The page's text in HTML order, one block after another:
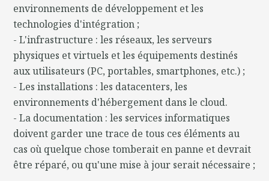
environnements de développement et les
technologies d'intégration ;
- L'infrastructure : les réseaux, les serveurs
physiques et virtuels et les équipements destinés
aux utilisateurs (PC, portables, smartphones, etc.) ;
- Les installations : les datacenters, les
environnements d'hébergement dans le cloud.
- La documentation : les services informatiques
doivent garder une trace de tous ces éléments au
cas où quelque chose tomberait en panne et devrait
être réparé, ou qu'une mise à jour serait nécessaire ;